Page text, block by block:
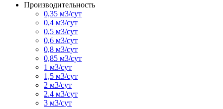
Производительность
0,35 м3/сут
0,4 м3/сут
0,5 м3/сут
0,6 м3/сут
0,8 м3/сут
0,85 м3/сут
1 м3/сут
1,5 м3/сут
2 м3/сут
2.4 м3/сут
3 м3/сут